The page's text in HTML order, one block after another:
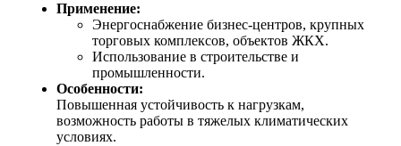
Применение:
Энергоснабжение бизнес-центров, крупных
торговых комплексов, объектов ЖКХ.
Использование в строительстве и
промышленности.
Особенности:
Повышенная устойчивость к нагрузкам,
возможность работы в тяжелых климатических
условиях.